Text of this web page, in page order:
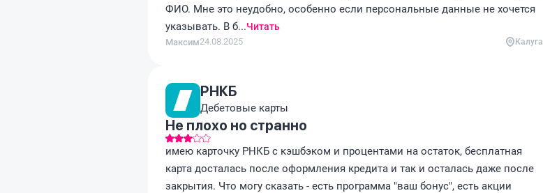
ФИО. Мне это неудобно, особенно если персональные данные не хочется
указывать. В б...Читать
Максим24.08.2025 Калуга
РНКБ
Дебетовые карты
Не плохо но странно
имею карточку РНКБ с кэшбэком и процентами на остаток, бесплатная
карта досталась после оформления кредита и так и осталась даже после
закрытия. Что могу сказать - есть программа "ваш бонус", есть акции